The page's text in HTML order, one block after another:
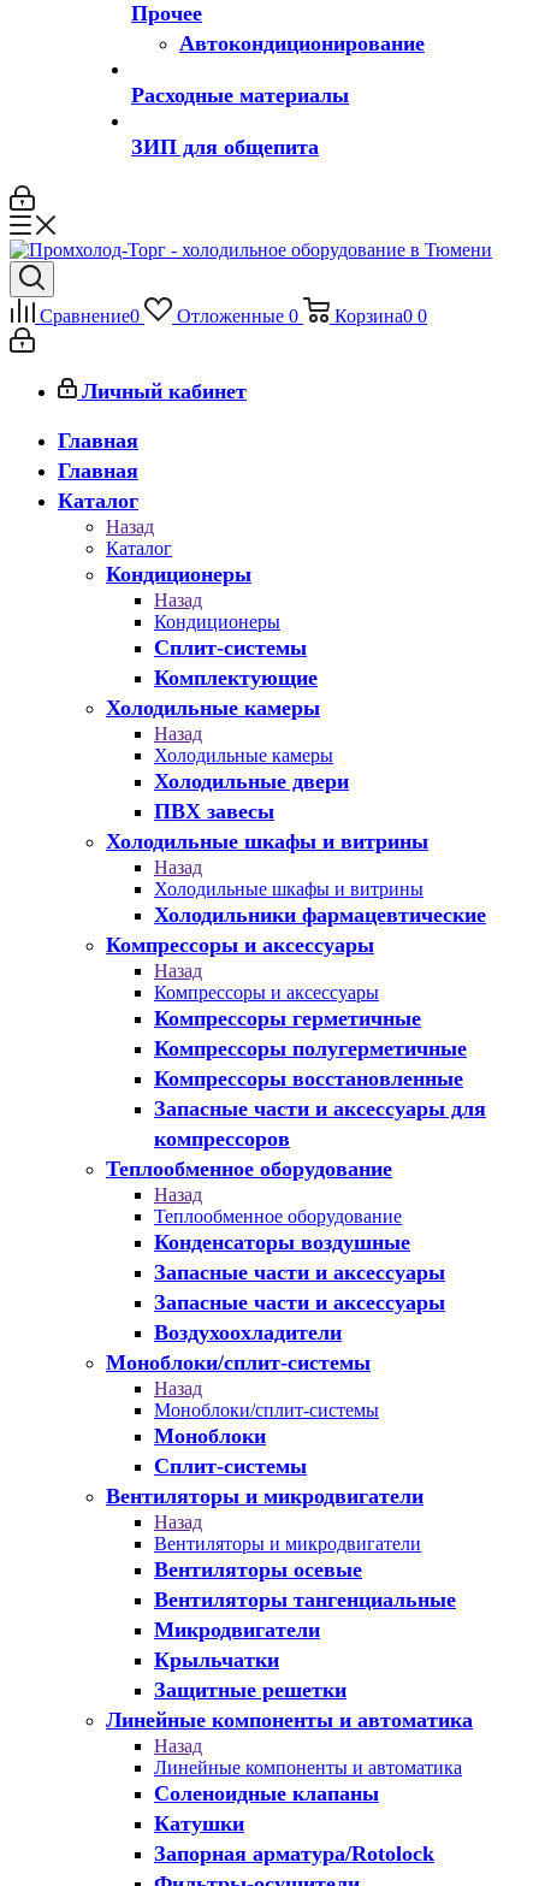
Прочее
Автокондиционирование
Расходные материалы
ЗИП для общепита
Сравнение0 Отложенные 0 Корзина0 0
Личный кабинет
Главная
Главная
Каталог
Назад
Каталог
Кондиционеры
Назад
Кондиционеры
Сплит-системы
Комплектующие
Холодильные камеры
Назад
Холодильные камеры
Холодильные двери
ПВХ завесы
Холодильные шкафы и витрины
Назад
Холодильные шкафы и витрины
Холодильники фармацевтические
Компрессоры и аксессуары
Назад
Компрессоры и аксессуары
Компрессоры герметичные
Компрессоры полугерметичные
Компрессоры восстановленные
Запасные части и аксессуары для
компрессоров
Теплообменное оборудование
Назад
Теплообменное оборудование
Конденсаторы воздушные
Запасные части и аксессуары
Запасные части и аксессуары
Воздухоохладители
Моноблоки/сплит-системы
Назад
Моноблоки/сплит-системы
Моноблоки
Сплит-системы
Вентиляторы и микродвигатели
Назад
Вентиляторы и микродвигатели
Вентиляторы осевые
Вентиляторы тангенциальные
Микродвигатели
Крыльчатки
Защитные решетки
Линейные компоненты и автоматика
Назад
Линейные компоненты и автоматика
Соленоидные клапаны
Катушки
Запорная арматура/Rotolock